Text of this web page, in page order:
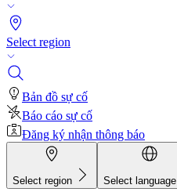
Select region
Bản đồ sự cố
Báo cáo sự cố
Đăng ký nhận thông báo
Select region Select language